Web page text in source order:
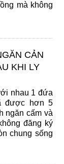
mà không
CẢN
KHI LY
nhau 1 đứa
được hơn 5
ngăn cấm và
đăng ký
chung sống